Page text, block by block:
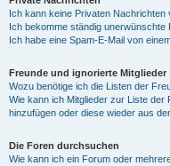
Ich kann keine Privaten Nachrichten
Ich bekomme ständig unerwünschte
Ich habe eine Spam-E-Mail von
Freunde und ignorierte Mitglieder
Wozu benötige ich die Listen der
Wie kann ich Mitglieder zur Liste
hinzufügen oder diese wieder aus
Die Foren durchsuchen
Wie kann ich ein Forum oder